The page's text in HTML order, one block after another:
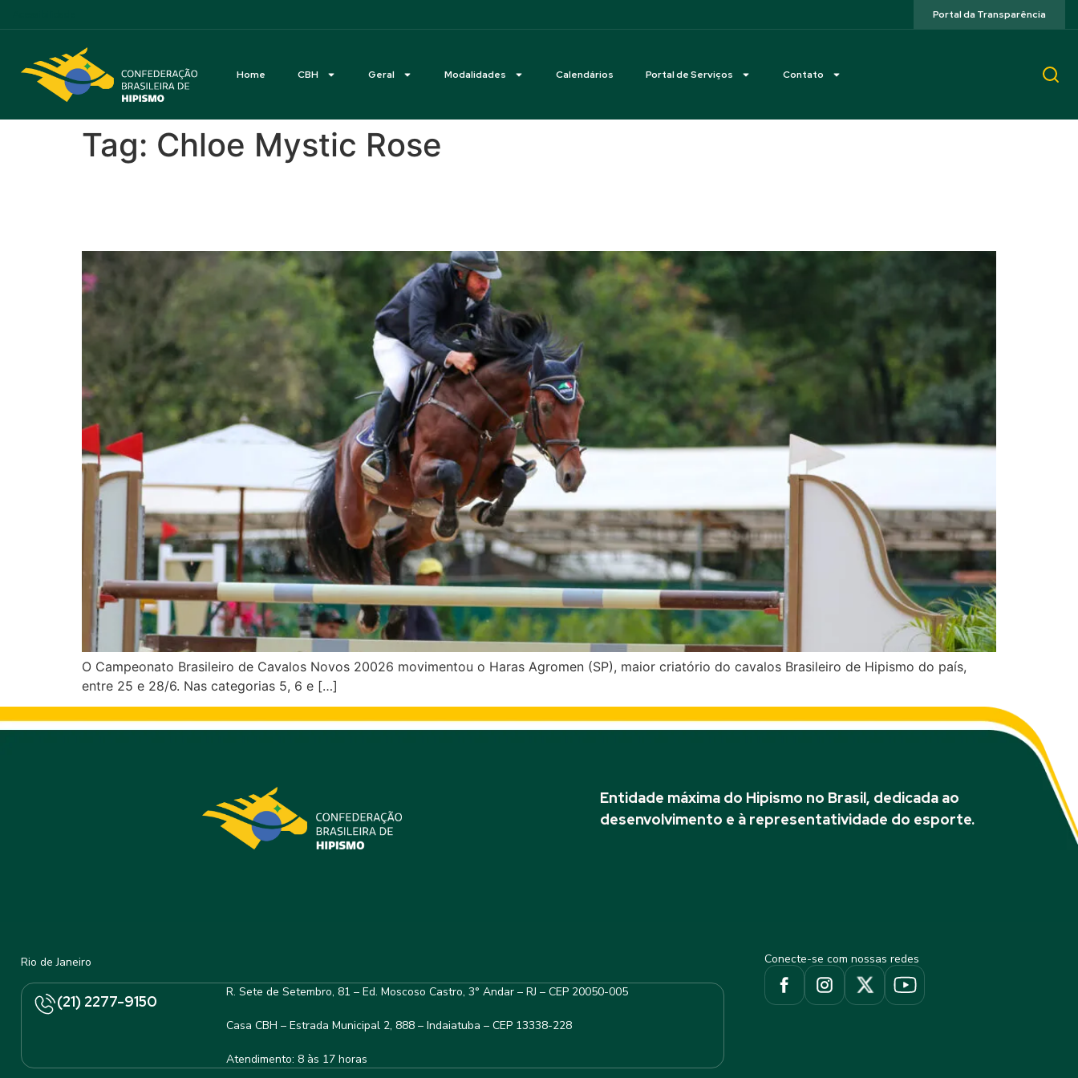
Portal da Transparência
Home CBH Geral Modalidades Calendários Portal de Serviços Contato
Tag: Chloe Mystic Rose
O Campeonato Brasileiro de Cavalos Novos 20026 movimentou o Haras Agromen (SP), maior criatório do cavalos Brasileiro de Hipismo do país,
entre 25 e 28/6. Nas categorias 5, 6 e […]
Entidade máxima do Hipismo no Brasil, dedicada ao
desenvolvimento e à representatividade do esporte.
Rio de Janeiro
(21) 2277-9150
R. Sete de Setembro, 81 – Ed. Moscoso Castro, 3° Andar – RJ – CEP 20050-005
Casa CBH – Estrada Municipal 2, 888 – Indaiatuba – CEP 13338-228
Atendimento: 8 às 17 horas
Conecte-se com nossas redes